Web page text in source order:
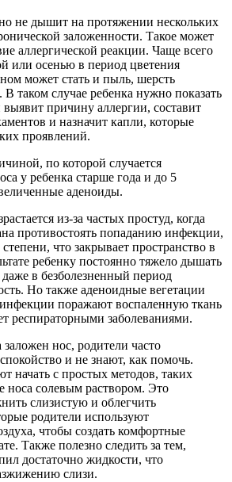
не дышит на протяжении нескольких
заложенности. Такое может
аллергической реакции. Чаще всего
или осенью в период цветения
может стать и пыль, шерсть
таком случае ребенка нужно показать
выявит причину аллергии, составит
и назначит капли, которые
проявлений.
по которой случается
у ребенка старше года и до 5
аденоиды.
из-за частых простуд, когда
противостоять попаданию инфекции,
степени, что закрывает пространство в
ребенку постоянно тяжело дышать
даже в безболезненный период
Но также аденоидные вегетации
поражают воспаленную ткань
респираторными заболеваниями.
заложен нос, родители часто
и не знают, как помочь.
начать с простых методов, таких
носа солевым раствором. Это
слизистую и облегчить
родители используют
чтобы создать комфортные
Также полезно следить за тем,
достаточно жидкости, что
слизи.